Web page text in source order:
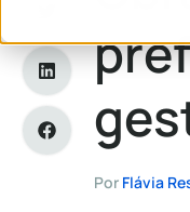
Por Flávia